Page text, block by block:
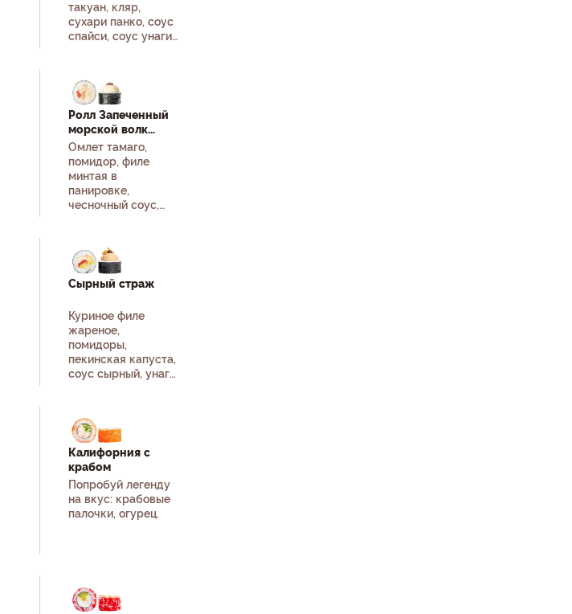
такуан, кляр,
сухари панко, соус
спайси, соус унаги,
Ролл Запеченный
морской волк
None
Омлет тамаго,
помидор, филе
минтая в
панировке,
чесночный соус,
Сырный страж
Куриное филе
жареное,
помидоры,
пекинская капуста,
соус сырный, унаги
Калифорния с
крабом
Попробуй легенду
на вкус: крабовые
палочки, огурец.